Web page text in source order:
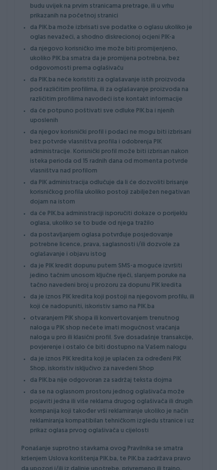
budu uvijek na prvim stranicama pretrage, ili u vrhu
prikazanih na početnoj stranici
da PIK.ba može izbrisati sve podatke o oglasu ukoliko je
oglas nevažeći, a shodno diskrecionoj ocjeni PIK-a
da njegovo korisničko ime može biti promijenjeno,
ukoliko PIK.ba smatra da je promijena potrebna, bez
odgovornosti prema oglašivaču
da PIK.ba neće koristiti za oglašavanje istih proizvoda
pod različitim profilima, ili za oglašavanje proizvoda na
različitim profilima navodeći iste kontakt informacije
da će potpuno poštivati sve odluke PIK.ba i njenih
uposlenih
da njegov korisnički profil i podaci ne mogu biti izbrisani
bez potvrde vlasništva profila i odobrenja PIK
administracije. Korisnički profil može biti izbrisan nakon
isteka perioda od 15 radnih dana od momenta potvrde
vlasništva nad profilom
da PIK administracija odlučuje da li će dozvoliti brisanje
korisničkog profila ukoliko postoji zabilježen negativan
dojam na istom
da će PIK.ba administraciji isporučiti dokaze o porijeklu
oglasa, ukoliko se to bude od njega tražilo
da postavljanjem oglasa potvrđuje posjedovanje
potrebne licence, prava, saglasnosti i/ili dozvole za
oglašavanje i objavu istog
da je PIK kredit dopunu putem SMS-a moguće izvršiti
jedino tačnim unosom ključne riječi, slanjem poruke na
tačno navedeni broj u prozoru za dopunu PIK kredita
da je iznos PIK kredita koji postoji na njegovom profilu, ili
koji će nadopuniti, iskoristiv samo na PIK.ba
otvaranjem PIK shopa ili konvertovanjem trenutnog
naloga u PIK shop nećete imati mogućnost vraćanja
naloga u pro ili klasični profil. Sve dosadašnje transakcije,
povjerenje i ostalo će biti dostupno na Vašem nalogu
da je iznos PIK kredita koji je uplaćen za određeni PIK
Shop, iskoristiv isključivo za navedeni Shop
da PIK.ba nije odgovoran za sadržaj teksta dojma
da se na oglasnom prostoru jednog oglašivača može
pojaviti jedna ili više reklama drugog oglašivača ili drugih
kompanija koji također vrši reklamiranje ukoliko je način
reklamiranja kompatibilan tehničkom izgledu stranice i uz
prikaz oglasa prvog oglašivača u cijelosti
Ponašanje suprotno stavkama ovog Pravilnika se smatra
kršenjem Uslova korištenja PIK.ba, te PIK.ba zadržava pravo